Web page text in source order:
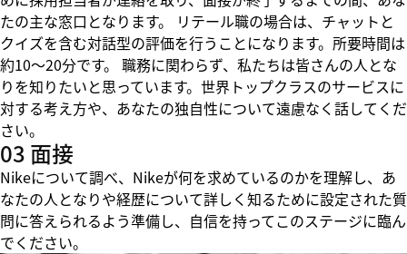
たの主な窓口となります。 リテール職の場合は、チャットと
クイズを含む対話型の評価を行うことになります。所要時間は
約10～20分です。 職務に関わらず、私たちは皆さんの人とな
りを知りたいと思っています。世界トップクラスのサービスに
対する考え方や、あなたの独自性について遠慮なく話してくだ
さい。
03 面接
Nikeについて調べ、Nikeが何を求めているのかを理解し、あ
なたの人となりや経歴について詳しく知るために設定された質
問に答えられるよう準備し、自信を持ってこのステージに臨ん
でください。